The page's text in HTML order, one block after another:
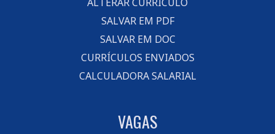
SALVAR EM PDF
SALVAR EM DOC
CURRÍCULOS ENVIADOS
CALCULADORA SALARIAL
VAGAS